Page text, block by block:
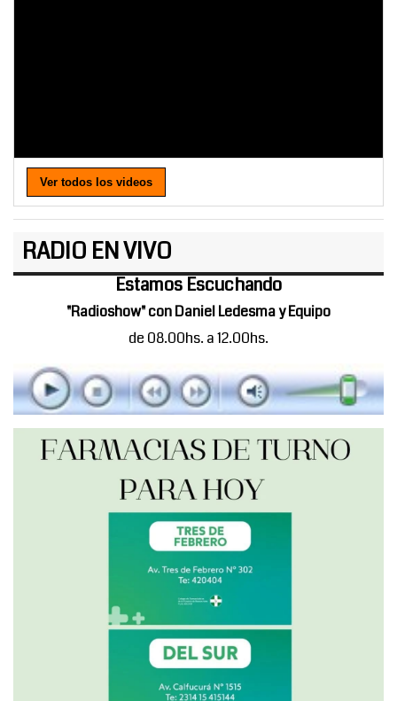
Ver todos los videos
RADIO EN VIVO
Estamos Escuchando
"Radioshow" con Daniel Ledesma y Equipo
de 08.00hs. a 12.00hs.